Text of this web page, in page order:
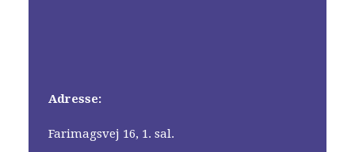
Adresse:
Farimagsvej 16, 1. sal.